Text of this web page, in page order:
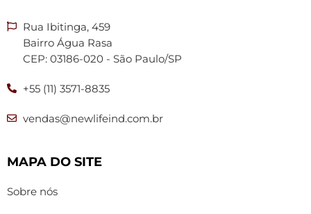
Rua Ibitinga, 459
Bairro Água Rasa
CEP: 03186-020 - São Paulo/SP
+55 (11) 3571-8835
vendas@newlifeind.com.br
MAPA DO SITE
Sobre nós